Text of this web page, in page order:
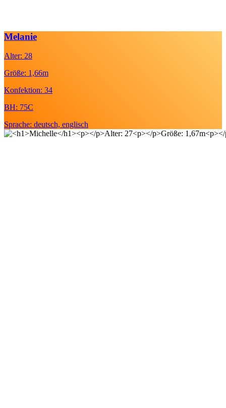
Melanie
Alter: 28
Größe: 1,66m
Konfektion: 34
BH: 75C
Sprache: deutsch, englisch